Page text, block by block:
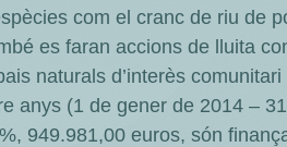
com el cranc de riu de
es faran accions de lluita
naturals d’interès
anys (1 de gener de 2014 –
949.981,00 euros, són